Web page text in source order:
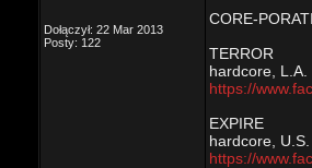
Dołączył: 22 Mar 2013
Posty: 122
CORE-
TERROR
hardcore, L.A.
https://
EXPIRE
hardcore, U.S.
https://